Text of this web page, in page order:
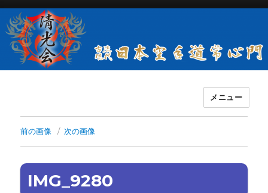
古流現代日本空手道常心門清光会
メニュー
前の画像 次の画像
IMG_9280